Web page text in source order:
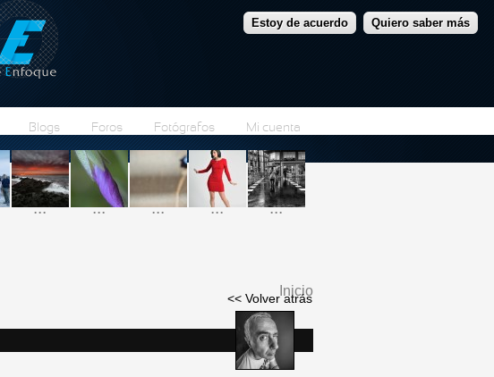
Estoy de acuerdo Quiero saber más
Blogs Foros Fotógrafos Mi cuenta
... ... ... ... ...
Se encuentra usted
aquí
Inicio
<< Volver atrás